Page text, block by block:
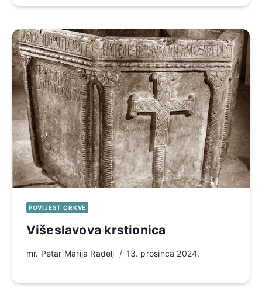
POVIJEST CRKVE
Višeslavova krstionica
mr. Petar Marija Radelj 13. prosinca 2024.